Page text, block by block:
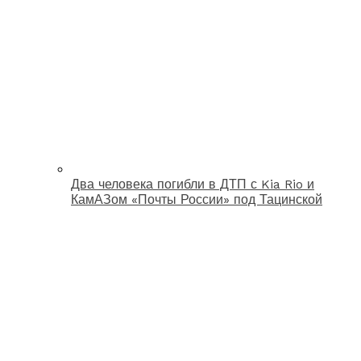
Два человека погибли в ДТП с Kia Rio и
КамАЗом «Почты России» под Тацинской